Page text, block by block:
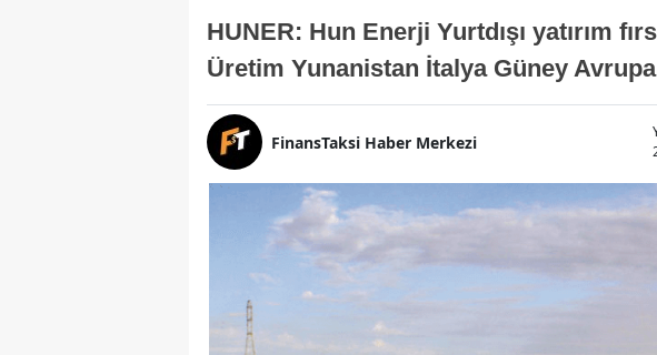
HUNER: Hun Enerji Yurtdışı yatırım
Üretim Yunanistan İtalya Güney
FinansTaksi Haber Merkezi